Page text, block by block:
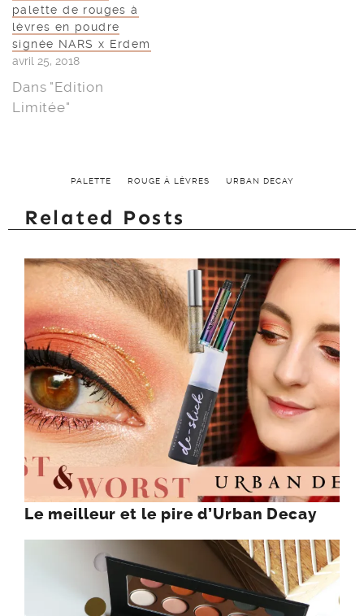
palette de rouges à
lèvres en poudre
signée NARS x Erdem
avril 25, 2018
Dans "Edition
Limitée"
PALETTE ROUGE À LÈVRES URBAN DECAY
Related Posts
Le meilleur et le pire d’Urban Decay